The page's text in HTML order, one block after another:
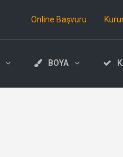
Online Başvuru
BOYA